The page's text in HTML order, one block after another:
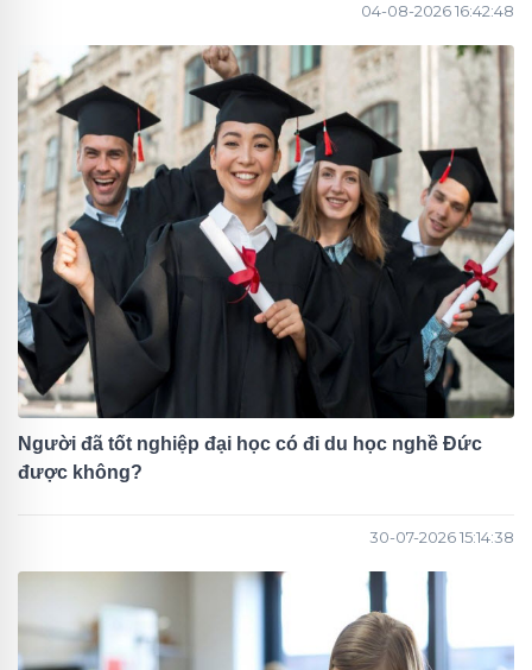
04-08-2026 16:42:48
Người đã tốt nghiệp đại học có đi du học nghề Đức
được không?
30-07-2026 15:14:38